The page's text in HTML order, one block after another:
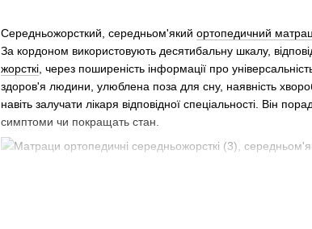
Середньожорсткий, середньом'який ортопедичний матрац
За кордоном використовують десятибальну шкалу,
жорсткі , через поширеність інформації про
здоров'я людини, улюблена поза для сну, наявність
навіть залучати лікаря відповідної спеціальності. Він
симптоми чи покращать стан.